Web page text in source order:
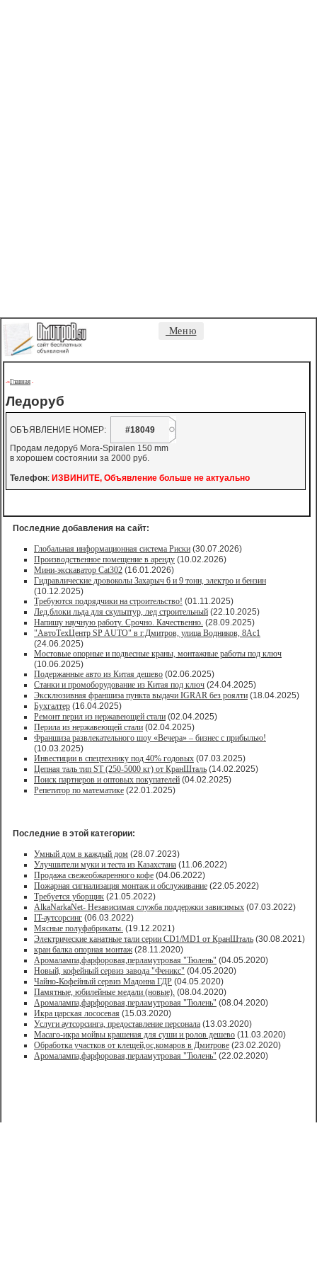
Меню
->Главная -
Ледоруб
ОБЪЯВЛЕНИЕ НОМЕР:
#18049
Продам ледоруб Mora-Spiralen 150 mm
в хорошем состоянии за 2000 руб.
Телефон: ИЗВИНИТЕ, Объявление больше не актуально
Последние добавления на сайт:
Глобальная информационная система Риски (30.07.2026)
Производственное помещение в аренду (10.02.2026)
Мини-экскаватор Cat302 (16.01.2026)
Гидравлические дровоколы Захарыч 6 и 9 тонн, электро и бензин
(10.12.2025)
Требуются подрядчики на строительство! (01.11.2025)
Лед,блоки льда для скульптур, лед строительный (22.10.2025)
Напишу научную работу. Срочно. Качественно. (28.09.2025)
"АвтоТехЦентр SP AUTO" в г.Дмитров, улица Водников, 8Ас1
(24.06.2025)
Мостовые опорные и подвесные краны, монтажные работы под ключ
(10.06.2025)
Подержанные авто из Китая дешево (02.06.2025)
Станки и промоборудование из Китая под ключ (24.04.2025)
Эксклюзивная франшиза пункта выдачи IGRAR без роялти (18.04.2025)
Бухгалтер (16.04.2025)
Ремонт перил из нержавеющей стали (02.04.2025)
Перила из нержавеющей стали (02.04.2025)
Франшиза развлекательного шоу «Вечера» – бизнес с прибылью!
(10.03.2025)
Инвестиции в спецтехнику под 40% годовых (07.03.2025)
Цепная таль тип ST (250-5000 кг) от КранШталь (14.02.2025)
Поиск партнеров и оптовых покупателей (04.02.2025)
Репетитор по математике (22.01.2025)
Последние в этой категории:
Умный дом в каждый дом (28.07.2023)
Улучшители муки и теста из Казахстана (11.06.2022)
Продажа свежеобжаренного кофе (04.06.2022)
Пожарная сигнализация монтаж и обслуживание (22.05.2022)
Требуется уборщик (21.05.2022)
AlkaNarkaNet- Независимая служба поддержки зависимых (07.03.2022)
IT-аутсорсинг (06.03.2022)
Мясные полуфабрикаты. (19.12.2021)
Электрические канатные тали серии CD1/MD1 от КранШталь (30.08.2021)
кран балка опорная монтаж(28.11.2020)
Аромалампа,фарфоровая,перламутровая "Тюлень" (04.05.2020)
Новый, кофейный сервиз завода "Феникс" (04.05.2020)
Чайно-Кофейный сервиз Мадонна ГДР (04.05.2020)
Памятные, юбилейные медали (новые). (08.04.2020)
Аромалампа,фарфоровая,перламутровая "Тюлень" (08.04.2020)
Икра царская лососевая (15.03.2020)
Услуги аутсорсинга, предоставление персонала (13.03.2020)
Масаго-икра мойвы крашеная для суши и ролов дешево (11.03.2020)
Обработка участков от клещей,ос,комаров в Дмитрове (23.02.2020)
Аромалампа,фарфоровая,перламутровая "Тюлень" (22.02.2020)